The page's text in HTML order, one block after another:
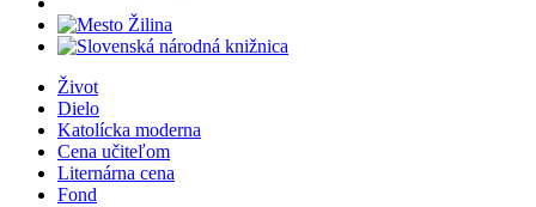
Život
Dielo
Katolícka moderna
Cena učiteľom
Liternárna cena
Fond